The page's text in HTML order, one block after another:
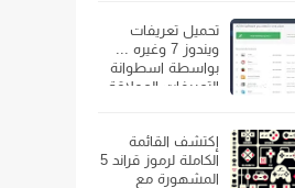
تحميل تعريفات
ويندوز 7 وغيره ...
بواسطة اسطوانة
التعريفات العملاقة
إكتشف القائمة
الكاملة لرموز قراند 5
المشهورة مع